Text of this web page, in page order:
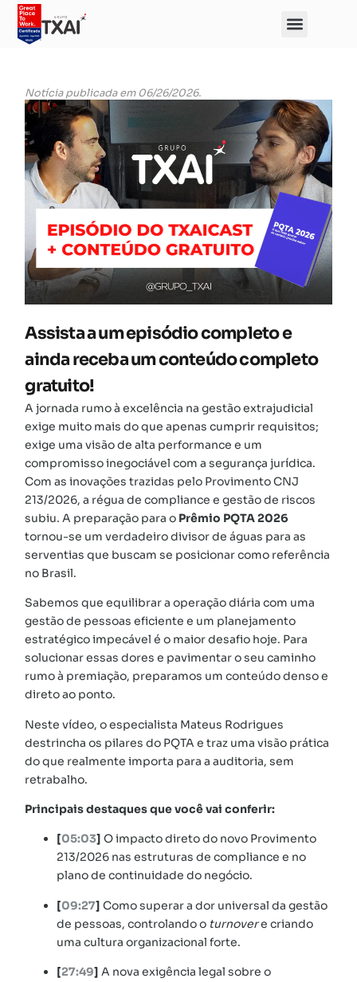
Notícia publicada em 06/26/2026.
Assista a um episódio completo e
ainda receba um conteúdo completo
gratuito!
A jornada rumo à excelência na gestão extrajudicial
exige muito mais do que apenas cumprir requisitos;
exige uma visão de alta performance e um
compromisso inegociável com a segurança jurídica.
Com as inovações trazidas pelo Provimento CNJ
213/2026, a régua de compliance e gestão de riscos
subiu. A preparação para o Prêmio PQTA 2026
tornou-se um verdadeiro divisor de águas para as
serventias que buscam se posicionar como referência
no Brasil.
Sabemos que equilibrar a operação diária com uma
gestão de pessoas eficiente e um planejamento
estratégico impecável é o maior desafio hoje. Para
solucionar essas dores e pavimentar o seu caminho
rumo à premiação, preparamos um conteúdo denso e
direto ao ponto.
Neste vídeo, o especialista Mateus Rodrigues
destrincha os pilares do PQTA e traz uma visão prática
do que realmente importa para a auditoria, sem
retrabalho.
Principais destaques que você vai conferir:
[05:03] O impacto direto do novo Provimento
213/2026 nas estruturas de compliance e no
plano de continuidade do negócio.
[09:27] Como superar a dor universal da gestão
de pessoas, controlando o turnovere criando
uma cultura organizacional forte.
[27:49] A nova exigência legal sobre o